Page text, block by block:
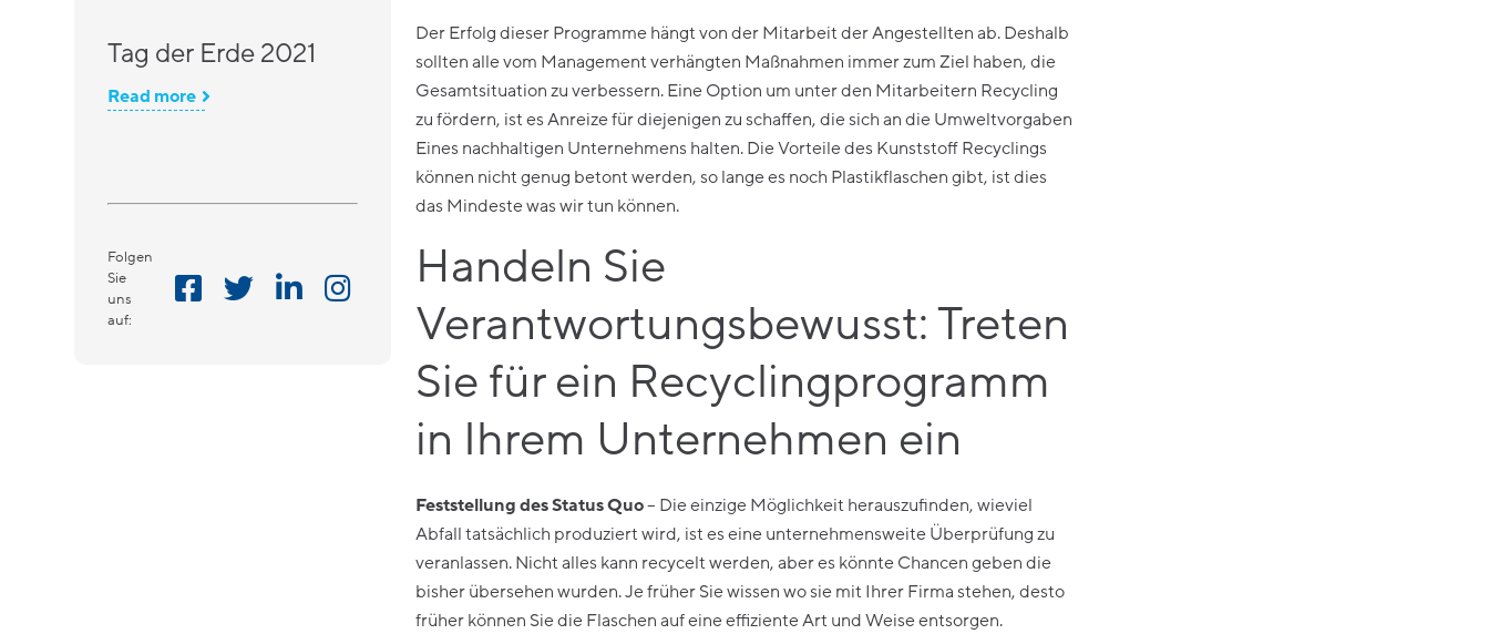
Tag der Erde 2021
Read more
Folgen
Sie
uns
auf:
Der Erfolg dieser Programme hängt von der Mitarbeit der Angestellten ab. Deshalb
sollten alle vom Management verhängten Maßnahmen immer zum Ziel haben, die
Gesamtsituation zu verbessern. Eine Option um unter den Mitarbeitern Recycling
zu fördern, ist es Anreize für diejenigen zu schaffen, die sich an die Umweltvorgaben
Eines nachhaltigen Unternehmens halten. Die Vorteile des Kunststoff Recyclings
können nicht genug betont werden, so lange es noch Plastikflaschen gibt, ist dies
das Mindeste was wir tun können.
Handeln Sie
Verantwortungsbewusst: Treten
Sie für ein Recyclingprogramm
in Ihrem Unternehmen ein
Feststellung des Status Quo– Die einzige Möglichkeit herauszufinden, wieviel
Abfall tatsächlich produziert wird, ist es eine unternehmensweite Überprüfung zu
veranlassen. Nicht alles kann recycelt werden, aber es könnte Chancen geben die
bisher übersehen wurden. Je früher Sie wissen wo sie mit Ihrer Firma stehen, desto
früher können Sie die Flaschen auf eine effiziente Art und Weise entsorgen.